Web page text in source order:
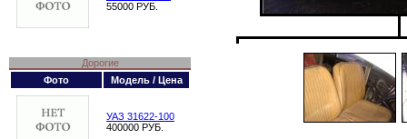
55000 РУБ.
Дорогие
Фото
Модель / Цена
УАЗ 31622-100
400000 РУБ.